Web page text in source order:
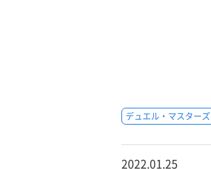
デュエル・マスターズ
2022.01.25